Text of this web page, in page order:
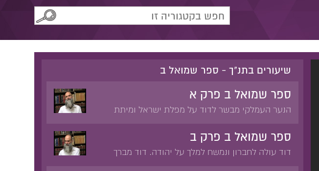
שיעורים בתנ"ך - ספר שמואל ב
ספר שמואל ב פרק א
הנער העמלקי מבשר לדוד על מפלת ישראל ומיתת
הנער העמלקי. קינת דוד על שאול ויהונתן. 'הנאהבים
והנעימים בחייהם ובמותם לא נפרדו'.
ספר שמואל ב פרק ב
דוד עולה לחברון ונמשח למלך על יהודה. דוד מברך